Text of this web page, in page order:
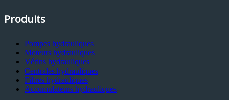
Produits
Pompes hydrauliques
Moteurs hydrauliques
Vérins hydrauliques
Centrales hydrauliques
Filtres hydrauliques
Accumulateurs hydrauliques